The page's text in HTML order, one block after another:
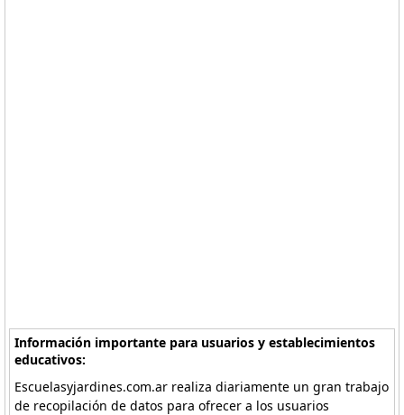
Información importante para usuarios y establecimientos
educativos:
Escuelasyjardines.com.ar realiza diariamente un gran trabajo
de recopilación de datos para ofrecer a los usuarios